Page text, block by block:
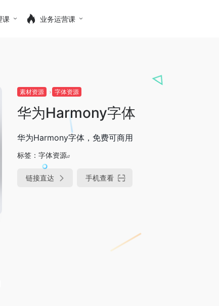
课 业务运营课
素材资源 字体资源
华为Harmony字体
华为Harmony字体，免费可商用
标签： 字体资源
链接直达 手机查看